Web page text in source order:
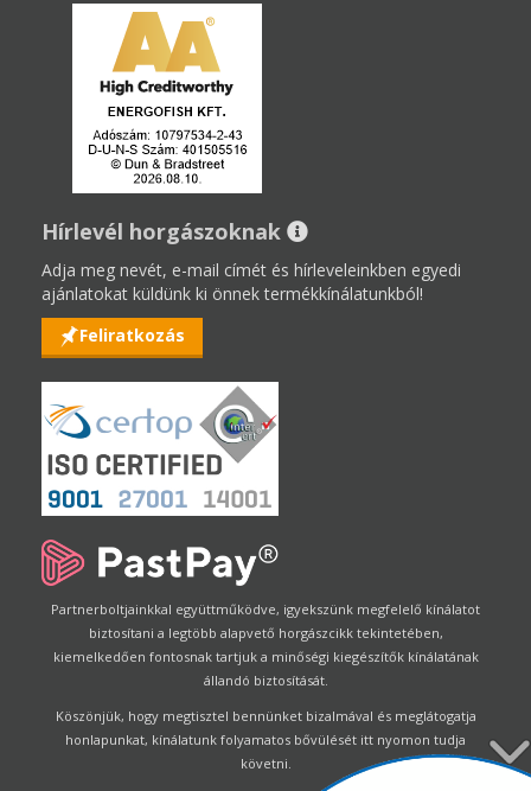
Hírlevél horgászoknak
Adja meg nevét, e-mail címét és hírleveleinkben egyedi
ajánlatokat küldünk ki önnek termékkínálatunkból!
Feliratkozás
Partnerboltjainkkal együttműködve, igyekszünk megfelelő kínálatot
biztosítani a legtöbb alapvető horgászcikk tekintetében,
kiemelkedően fontosnak tartjuk a minőségi kiegészítők kínálatának
állandó biztosítását.
Köszönjük, hogy megtisztel bennünket bizalmával és meglátogatja
honlapunkat, kínálatunk folyamatos bővülését itt nyomon tudja
követni.